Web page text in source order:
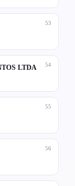
53
54
LTDA
55
56